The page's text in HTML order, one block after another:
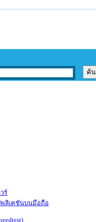
ร์
ลิเคชันบนมือถือ